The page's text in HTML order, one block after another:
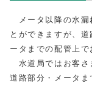
メータ以降の水漏
とができますが、
ータまでの配管上で
水道局ではお客さ
道路部分・メータ